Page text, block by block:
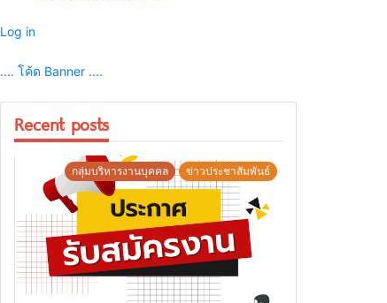
Log in
.... โค้ด Banner ....
Recent posts
กลุ่มบริหารงานบุคคล ข่าวประชาสัมพันธ์